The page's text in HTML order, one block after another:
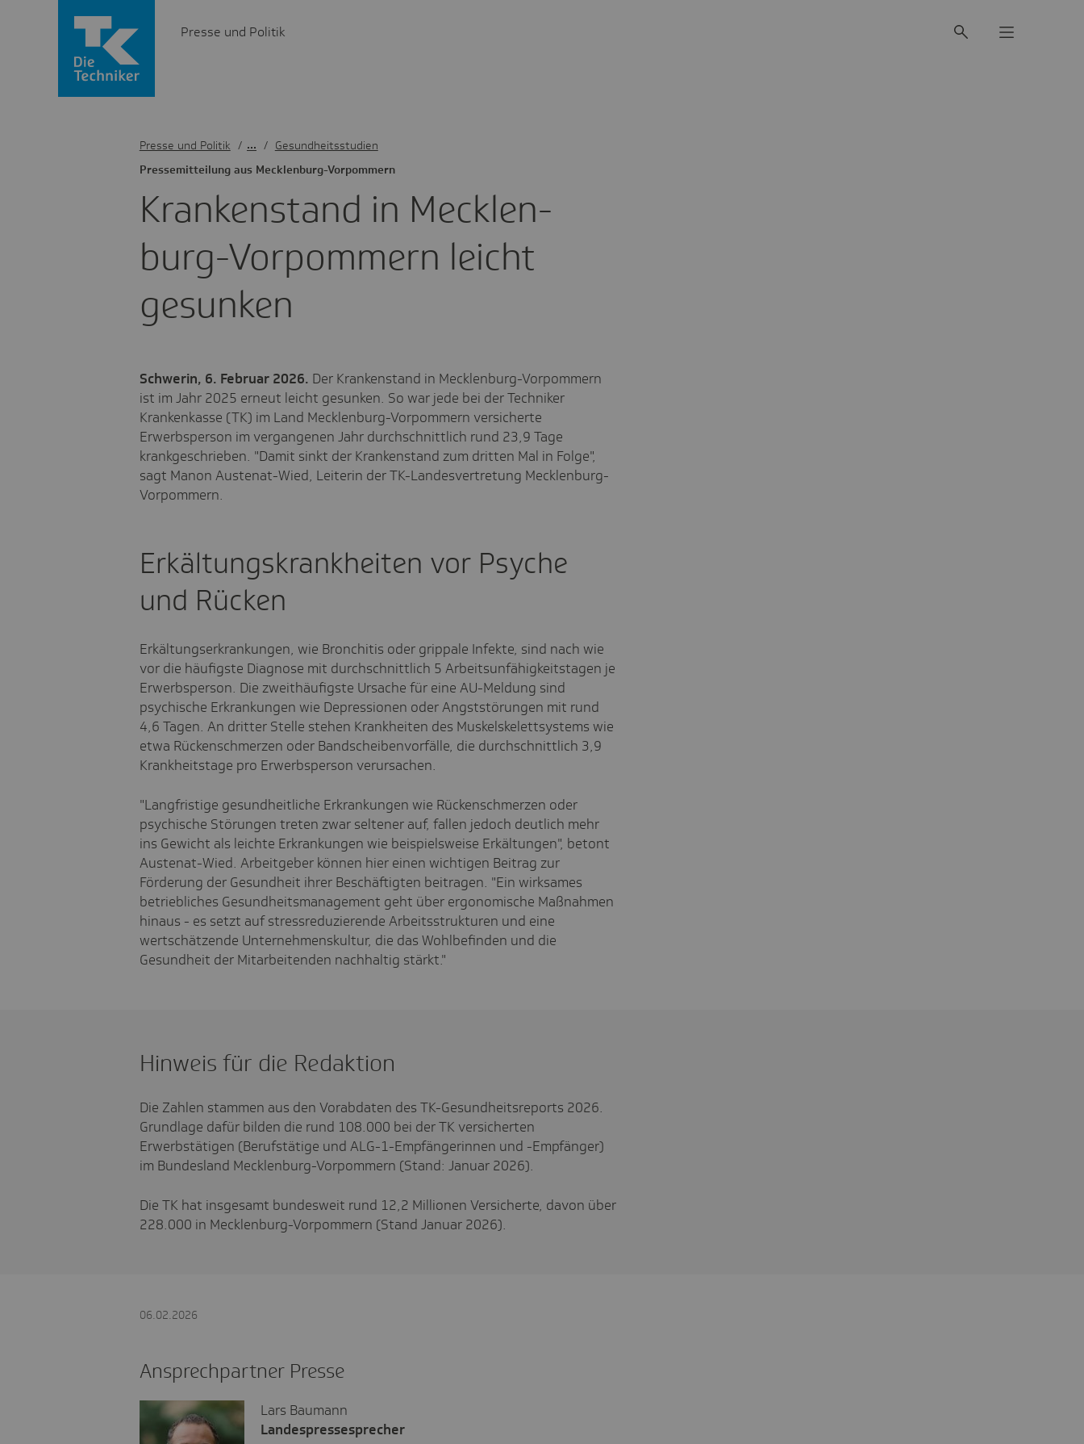
Presse und Politik
Kran­ken­stand in Meck­len­
burg-Vorpom­mern leicht
gesunken
Pres­se­mit­tei­lung aus Meck­len­burg-Vorpom­mern
Presse und Politik / Gesundheitsstudien
Schwerin, 6. Februar 2026. Der Krankenstand in Mecklenburg-Vorpommern
ist im Jahr 2025 erneut leicht gesunken. So war jede bei der Techniker
Krankenkasse (TK) im Land Mecklenburg-Vorpommern versicherte
Erwerbsperson im vergangenen Jahr durchschnittlich rund 23,9 Tage
krankgeschrieben. "Damit sinkt der Krankenstand zum dritten Mal in Folge",
sagt Manon Austenat-Wied, Leiterin der TK-Landesvertretung Mecklenburg-
Vorpommern.
Erkältungskrankheiten vor Psyche
und Rücken
Erkältungserkrankungen, wie Bronchitis oder grippale Infekte, sind nach wie
vor die häufigste Diagnose mit durchschnittlich 5 Arbeitsunfähigkeitstagen je
Erwerbsperson. Die zweithäufigste Ursache für eine AU-Meldung sind
psychische Erkrankungen wie Depressionen oder Angststörungen mit rund
4,6 Tagen. An dritter Stelle stehen Krankheiten des Muskelskelettsystems wie
etwa Rückenschmerzen oder Bandscheibenvorfälle, die durchschnittlich 3,9
Krankheitstage pro Erwerbsperson verursachen.
"Langfristige gesundheitliche Erkrankungen wie Rückenschmerzen oder
psychische Störungen treten zwar seltener auf, fallen jedoch deutlich mehr
ins Gewicht als leichte Erkrankungen wie beispielsweise Erkältungen", betont
Austenat-Wied. Arbeitgeber können hier einen wichtigen Beitrag zur
Förderung der Gesundheit ihrer Beschäftigten beitragen. "Ein wirksames
betriebliches Gesundheitsmanagement geht über ergonomische Maßnahmen
hinaus - es setzt auf stressreduzierende Arbeitsstrukturen und eine
wertschätzende Unternehmenskultur, die das Wohlbefinden und die
Gesundheit der Mitarbeitenden nachhaltig stärkt."
Hinweis für die Redaktion
Die Zahlen stammen aus den Vorabdaten des TK-Gesundheitsreports 2026.
Grundlage dafür bilden die rund 108.000 bei der TK versicherten
Erwerbstätigen (Berufstätige und ALG-1-Empfängerinnen und -Empfänger)
im Bundesland Mecklenburg-Vorpommern (Stand: Januar 2026).
Die TK hat insgesamt bundesweit rund 12,2 Millionen Versicherte, davon über
228.000 in Mecklenburg-Vorpommern (Stand Januar 2026).
06.02.2026
Ansprechpartner Presse
Lars Baumann
Landespressesprecher